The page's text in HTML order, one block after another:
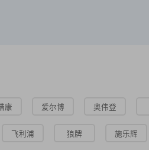
康 爱尔博 奥伟登
飞利浦 狼牌 施乐辉